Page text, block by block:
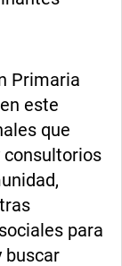
Primaria
este
que
consultorios
para
buscar